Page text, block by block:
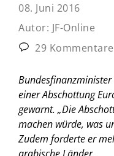
08. Juni 2016
Autor: JF-Online
29 Kommentare
Bundesfinanzminister
einer Abschottung
gewarnt. „Die
machen würde, was
Zudem forderte er
arabische Länder.